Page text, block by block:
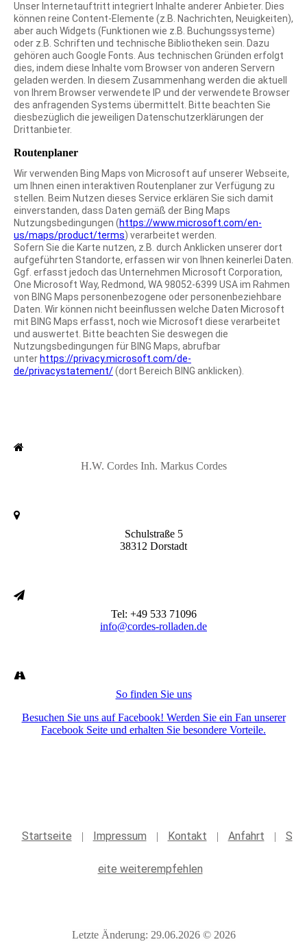
Unser Internetauftritt integriert Inhalte anderer Anbieter. Dies
können reine Content-Elemente (z.B. Nachrichten, Neuigkeiten),
aber auch Widgets (Funktionen wie z.B. Buchungssysteme)
oder z.B. Schriften und technische Bibliotheken sein. Dazu
gehören auch Google Fonts. Aus technischen Gründen erfolgt
dies, indem diese Inhalte vom Browser von anderen Servern
geladen werden. In diesem Zusammenhang werden die aktuell
von Ihrem Browser verwendete IP und der verwendete Browser
des anfragenden Systems übermittelt. Bitte beachten Sie
diesbezüglich die jeweiligen Datenschutzerklärungen der
Drittanbieter.
Routenplaner
Wir verwenden Bing Maps von Microsoft auf unserer Webseite,
um Ihnen einen interaktiven Routenplaner zur Verfügung zu
stellen. Beim Nutzen dieses Service erklären Sie sich damit
einverstanden, dass Daten gemäß der Bing Maps
Nutzungsbedingungen (https://www.microsoft.com/en-
us/maps/product/terms) verarbeitet werden.
Sofern Sie die Karte nutzen, z.B. durch Anklicken unserer dort
aufgeführten Standorte, erfassen wir von Ihnen keinerlei Daten.
Ggf. erfasst jedoch das Unternehmen Microsoft Corporation,
One Microsoft Way, Redmond, WA 98052-6399 USA im Rahmen
von BING Maps personenbezogene oder personenbeziehbare
Daten. Wir können nicht beeinflussen welche Daten Microsoft
mit BING Maps erfasst, noch wie Microsoft diese verarbeitet
und auswertet. Bitte beachten Sie deswegen die
Nutzungsbedingungen für BING Maps, abrufbar
unterhttps://privacy.microsoft.com/de-
de/privacystatement/(dort Bereich BING anklicken).
H.W. Cordes Inh. Markus Cordes
Schulstraße 5
38312 Dorstadt
Tel: +49 533 71096
info@cordes-rolladen.de
So finden Sie uns
Besuchen Sie uns auf Facebook! Werden Sie ein Fan unserer
Facebook Seite und erhalten Sie besondere Vorteile.
Startseite | Impressum | Kontakt | Anfahrt | S
eite weiterempfehlen
Letzte Änderung: 29.06.2026 © 2026